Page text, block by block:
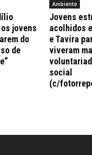
jovens
do
de
Ambiente
Jovens
acolhidos
e Tavira
viveram
social
(c/